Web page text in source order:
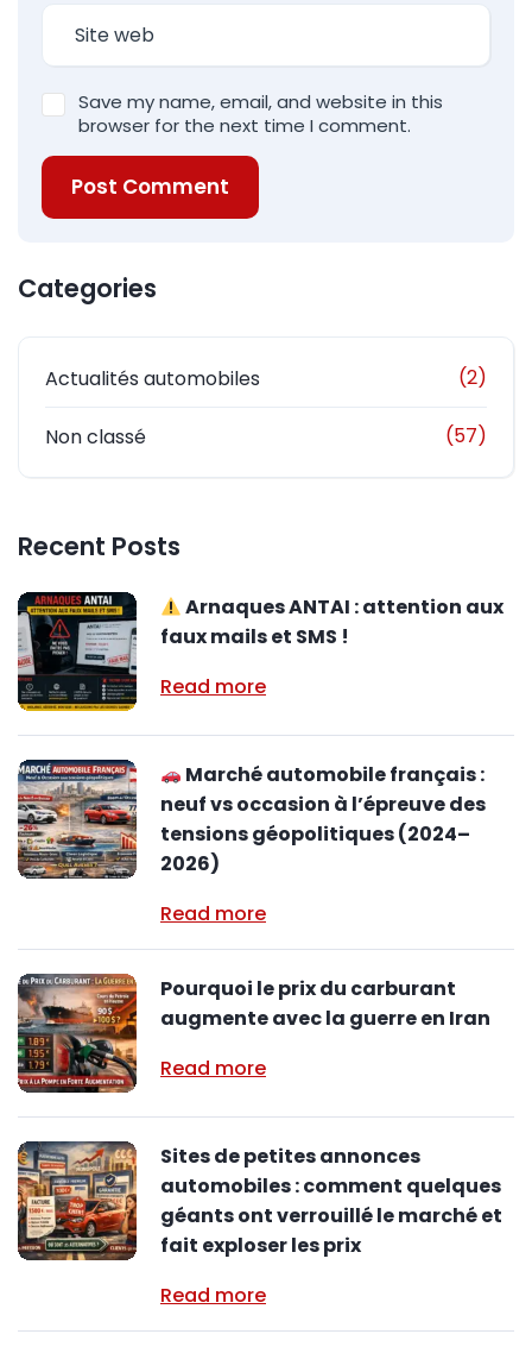
Save my name, email, and website in this
browser for the next time I comment.
Post Comment
Categories
Actualités automobiles (2)
Non classé (57)
Recent Posts
Arnaques ANTAI : attention aux
faux mails et SMS !
Read more
Marché automobile français :
neuf vs occasion à l’épreuve des
tensions géopolitiques (2024–
2026)
Read more
Pourquoi le prix du carburant
augmente avec la guerre en Iran
Read more
Sites de petites annonces
automobiles : comment quelques
géants ont verrouillé le marché et
fait exploser les prix
Read more